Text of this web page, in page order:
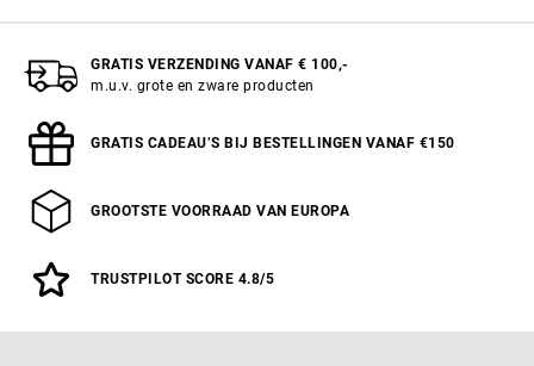
GRATIS VERZENDING VANAF € 100,-
m.u.v. grote en zware producten
GRATIS CADEAU’S BIJ BESTELLINGEN VANAF €150
GROOTSTE VOORRAAD VAN EUROPA
TRUSTPILOT SCORE 4.8/5